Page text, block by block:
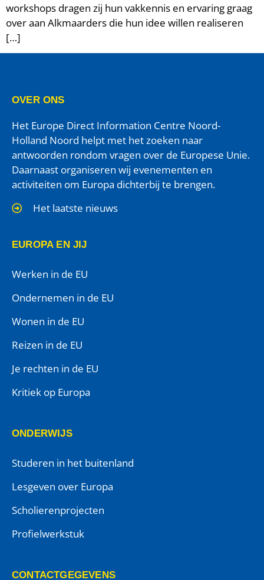
workshops dragen zij hun vakkennis en ervaring graag
over aan Alkmaarders die hun idee willen realiseren
[…]
OVER ONS
Het Europe Direct Information Centre Noord-
Holland Noord helpt met het zoeken naar
antwoorden rondom vragen over de Europese Unie.
Daarnaast organiseren wij evenementen en
activiteiten om Europa dichterbij te brengen.
Het laatste nieuws
EUROPA EN JIJ
Werken in de EU
Ondernemen in de EU
Wonen in de EU
Reizen in de EU
Je rechten in de EU
Kritiek op Europa
ONDERWIJS
Studeren in het buitenland
Lesgeven over Europa
Scholierenprojecten
Profielwerkstuk
CONTACTGEGEVENS